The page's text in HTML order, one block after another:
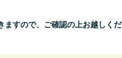
ますので、ご確認の上お越しくだ